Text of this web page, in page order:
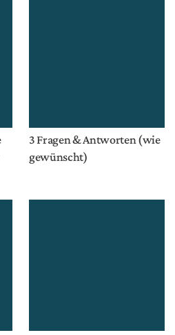
3 Fragen & Antworten (wie
gewünscht)